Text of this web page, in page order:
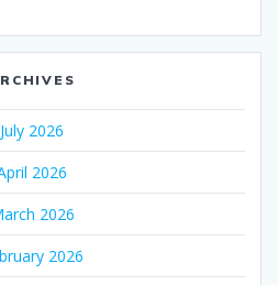
July 2026
2026
2026
2026